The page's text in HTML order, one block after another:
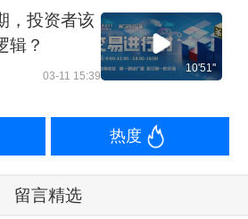
，投资者该
辑？
03-11 15:39
10'51''
热度
留言精选